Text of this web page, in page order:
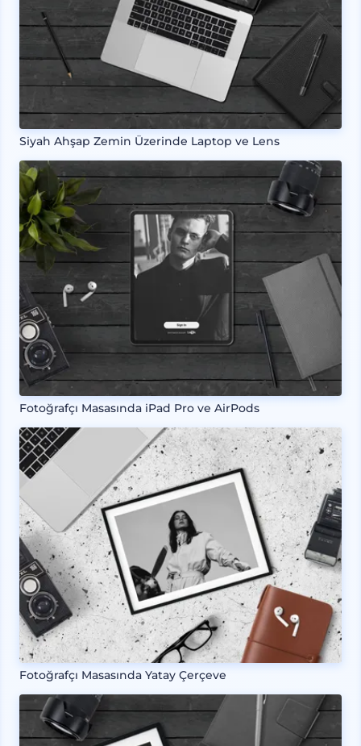
Siyah Ahşap Zemin Üzerinde Laptop ve Lens
Fotoğrafçı Masasında iPad Pro ve AirPods
Fotoğrafçı Masasında Yatay Çerçeve